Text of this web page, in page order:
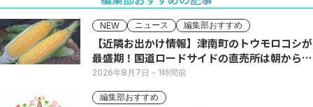
NEW ニュース 編集部おすすめ
【近隣お出かけ情報】津南町のトウモロコシが
最盛期！国道ロードサイドの直売所は朝から長
い列
2026年8月7日 - 1時間前
編集部おすすめ